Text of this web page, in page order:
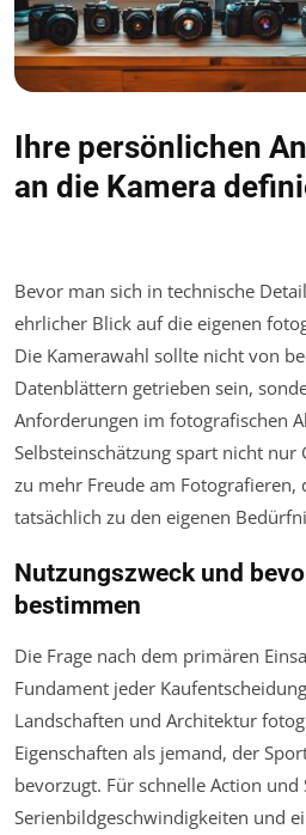
Ihre persönlichen
an die Kamera
Bevor man sich in technische
ehrlicher Blick auf die eigenen
Die Kamerawahl sollte nicht von
Datenblättern getrieben sein,
Anforderungen im fotografischen
Selbsteinschätzung spart nicht nur
zu mehr Freude am Fotografieren,
tatsächlich zu den eigenen
Nutzungszweck und
bestimmen
Die Frage nach dem primären
Fundament jeder
Landschaften und Architektur
Eigenschaften als jemand, der
bevorzugt. Für schnelle Action
Serienbildgeschwindigkeiten und